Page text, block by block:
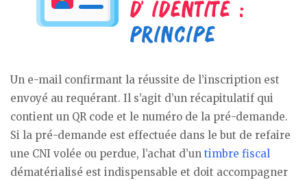
Un e-mail confirmant la réussite de l’inscription est
envoyé au requérant. Il s’agit d’un récapitulatif qui
contient un QR code et le numéro de la pré-demande.
Si la pré-demande est effectuée dans le but de refaire
une CNI volée ou perdue, l’achat d’un timbre fiscal
dématérialisé est indispensable et doit accompagner